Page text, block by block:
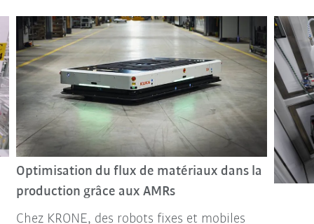
Optimisation du flux de matériaux dans la
production grâce aux AMRs
Chez KRONE, des robots fixes et mobiles